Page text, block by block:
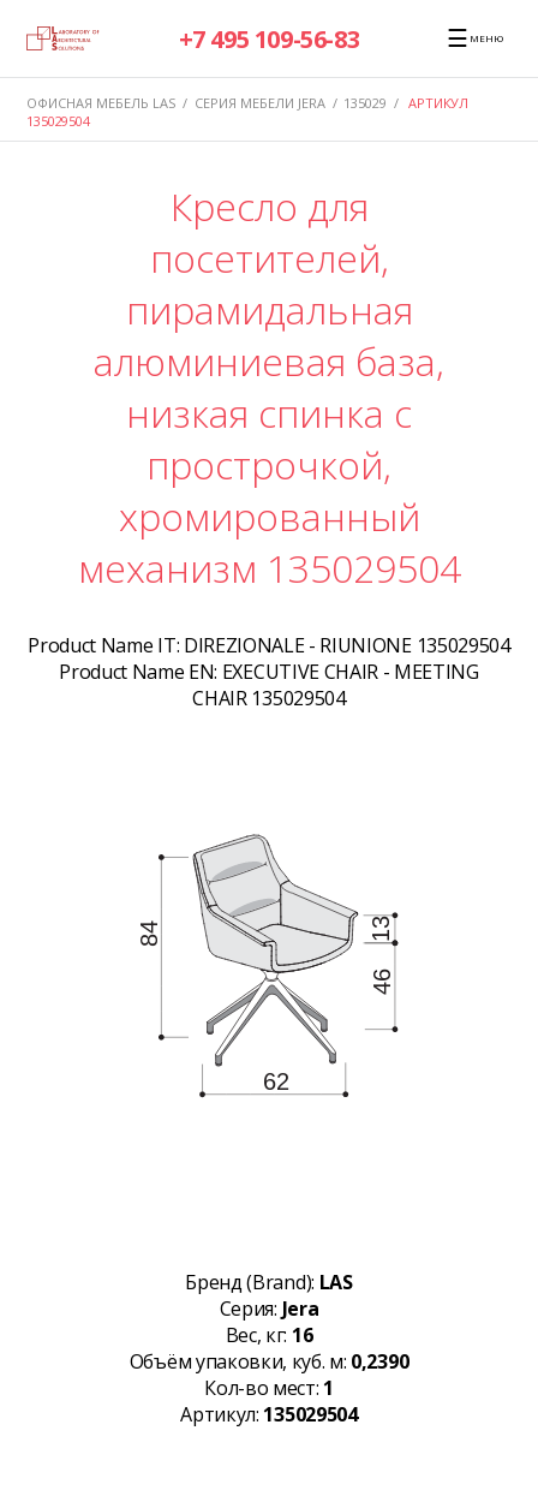
+7 495 109-56-83 ☰ МЕНЮ
ОФИСНАЯ МЕБЕЛЬ LAS / СЕРИЯ МЕБЕЛИ JERA / 135029 / АРТИКУЛ
135029504
Кресло для
посетителей,
пирамидальная
алюминиевая база,
низкая спинка с
прострочкой,
хромированный
механизм 135029504
Product Name IT: DIREZIONALE - RIUNIONE 135029504
Product Name EN: EXECUTIVE CHAIR - MEETING
CHAIR 135029504
Бренд (Brand): LAS
Серия: Jera
Вес, кг: 16
Объём упаковки, куб. м: 0,2390
Кол-во мест: 1
Артикул: 135029504